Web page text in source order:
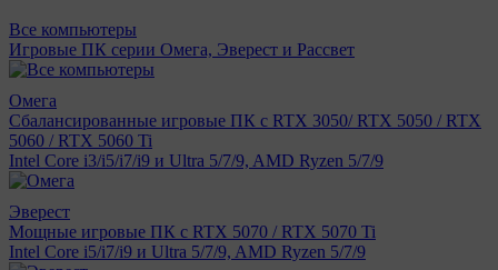
Все компьютеры
Игровые ПК серии Омега, Эверест и Рассвет
Омега
Сбалансированные игровые ПК с RTX 3050/ RTX 5050 / RTX
5060 / RTX 5060 Ti
Intel Core i3/i5/i7/i9 и Ultra 5/7/9, AMD Ryzen 5/7/9
Эверест
Мощные игровые ПК с RTX 5070 / RTX 5070 Ti
Intel Core i5/i7/i9 и Ultra 5/7/9, AMD Ryzen 5/7/9